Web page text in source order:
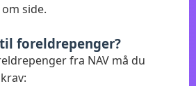
side.
foreldrepenger?
fra NAV må du